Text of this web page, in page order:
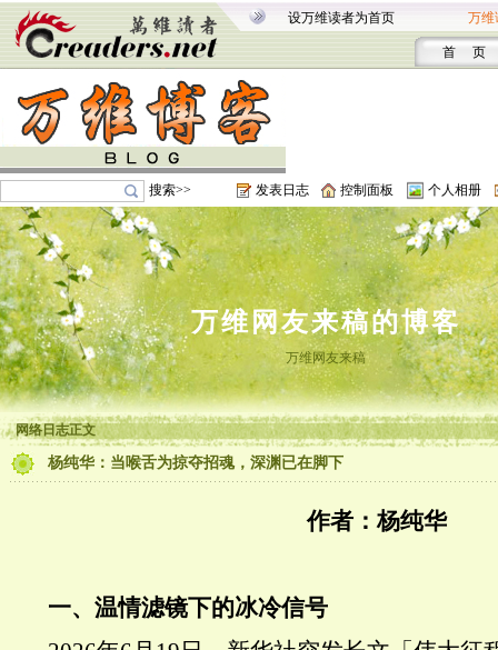
设万维读者为首页 万维
首 页
搜索>> 发表日志 控制面板 个人相册
万维网友来稿的博客
万维网友来稿
网络日志正文
杨纯华：当喉舌为掠夺招魂，深渊已在脚下
作者：杨纯华
一、温情滤镜下的冰冷信号